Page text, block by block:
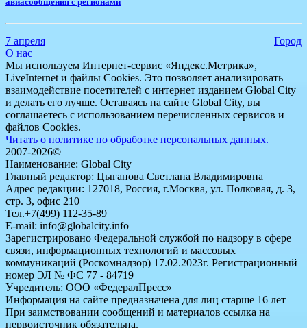
7 апреля
Город
О нас
Мы используем Интернет-сервис «Яндекс.Метрика»,
LiveInternet и файлы Cookies. Это позволяет анализировать
взаимодействие посетителей с интернет изданием Global City
и делать его лучше. Оставаясь на сайте Global City, вы
соглашаетесь с использованием перечисленных сервисов и
файлов Cookies.
Читать о политике по обработке персональных данных.
2007-2026©
Наименование: Global City
Главный редактор: Цыганова Светлана Владимировна
Адрес редакции: 127018, Россия, г.Москва, ул. Полковая, д. 3,
стр. 3, офис 210
Тел.+7(499) 112-35-89
E-mail: info@globalcity.info
Зарегистрировано Федеральной службой по надзору в сфере
связи, информационных технологий и массовых
коммуникаций (Роскомнадзор) 17.02.2023г. Регистрационный
номер ЭЛ № ФС 77 - 84719
Учредитель: ООО «ФедералПресс»
Информация на сайте предназначена для лиц старше 16 лет
При заимствовании сообщений и материалов ссылка на
первоисточник обязательна.